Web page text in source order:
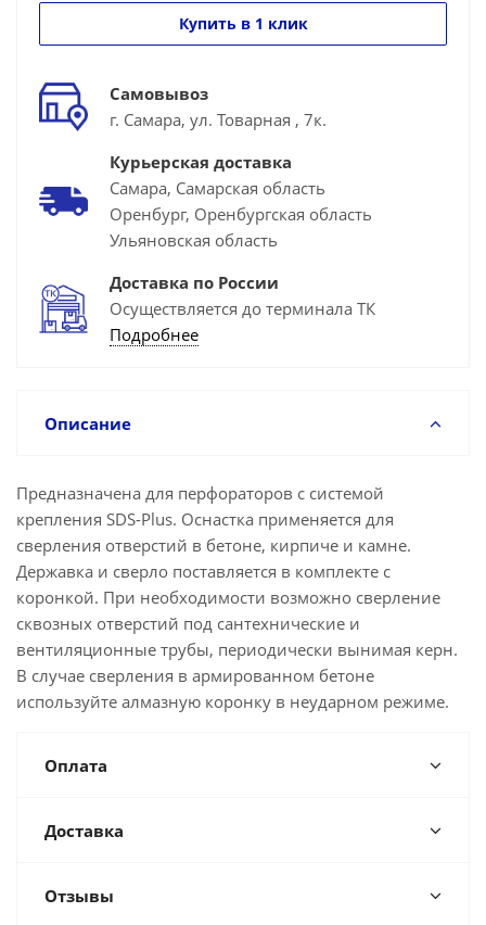
Купить в 1 клик
Самовывоз
г. Самара, ул. Товарная , 7к.
Курьерская доставка
Самара, Самарская область
Оренбург, Оренбургская область
Ульяновская область
Доставка по России
Осуществляется до терминала ТК
Подробнее
Описание
Предназначена для перфораторов с системой
крепления SDS-Plus. Оснастка применяется для
сверления отверстий в бетоне, кирпиче и камне.
Державка и сверло поставляется в комплекте с
коронкой. При необходимости возможно сверление
сквозных отверстий под сантехнические и
вентиляционные трубы, периодически вынимая керн.
В случае сверления в армированном бетоне
используйте алмазную коронку в неударном режиме.
Оплата
Доставка
Отзывы